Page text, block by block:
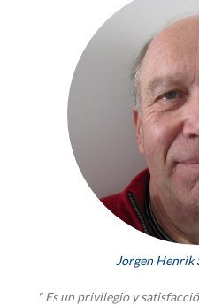
Jorgen Henrik
" Es un privilegio y